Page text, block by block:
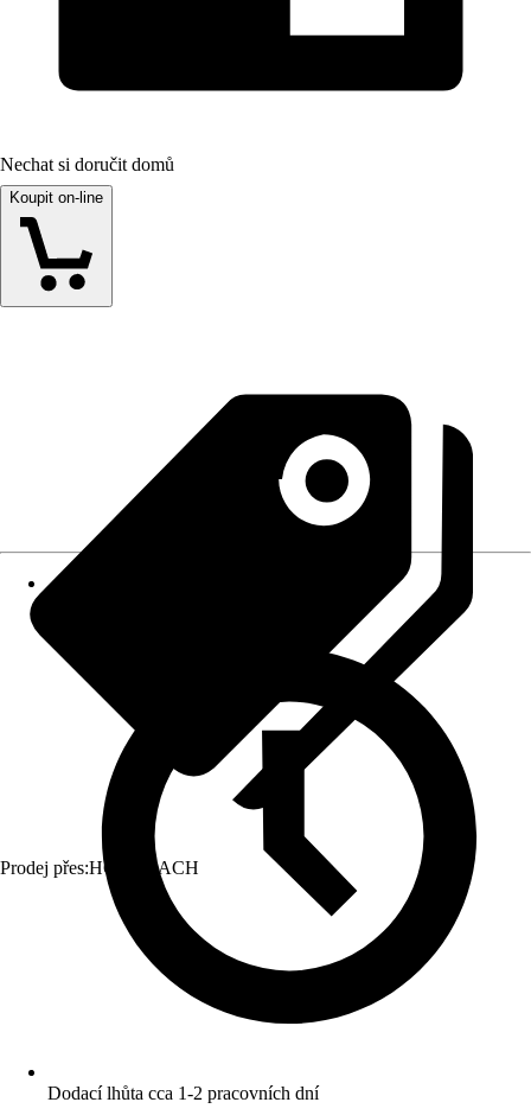
Nechat si doručit domů
Koupit on-line
Prodej přes:HORNBACH
Dodací lhůta cca 1-2 pracovních dní